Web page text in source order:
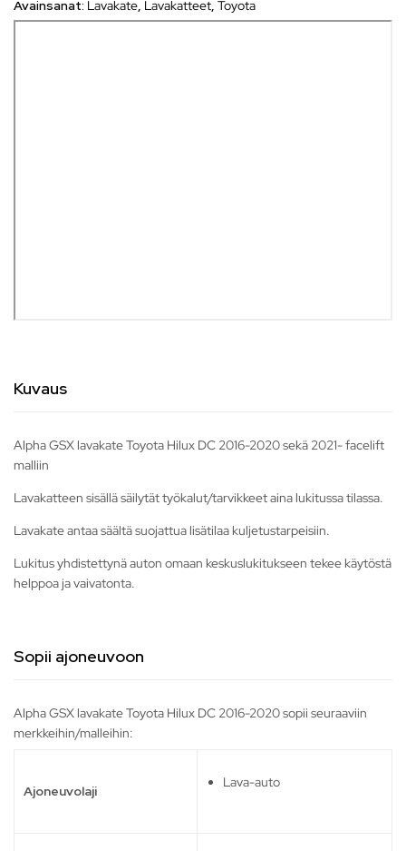
Avainsanat: Lavakate, Lavakatteet, Toyota
Kuvaus
Alpha GSX lavakate Toyota Hilux DC 2016-2020 sekä 2021- facelift
malliin
Lavakatteen sisällä säilytät työkalut/tarvikkeet aina lukitussa tilassa.
Lavakate antaa säältä suojattua lisätilaa kuljetustarpeisiin.
Lukitus yhdistettynä auton omaan keskuslukitukseen tekee käytöstä
helppoa ja vaivatonta.
Sopii ajoneuvoon
Alpha GSX lavakate Toyota Hilux DC 2016-2020 sopii seuraaviin
merkkeihin/malleihin:
Ajoneuvolaji
Lava-auto